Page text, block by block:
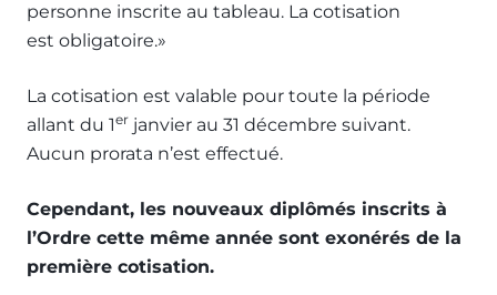
personne inscrite au tableau. La cotisation
est obligatoire.»
La cotisation est valable pour toute la période
allant du 1er janvier au 31 décembre suivant.
Aucun prorata n’est effectué.
Cependant, les nouveaux diplômés inscrits à
l’Ordre cette même année sont exonérés de la
première cotisation.